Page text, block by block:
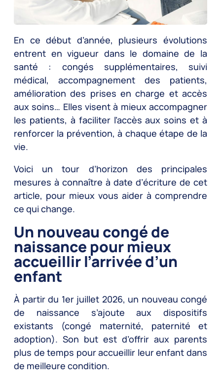
En ce début d’année, plusieurs évolutions
entrent en vigueur dans le domaine de la
santé : congés supplémentaires, suivi
médical, accompagnement des patients,
amélioration des prises en charge et accès
aux soins… Elles visent à mieux accompagner
les patients, à faciliter l’accès aux soins et à
renforcer la prévention, à chaque étape de la
vie.
Voici un tour d’horizon des principales
mesures à connaître à date d’écriture de cet
article, pour mieux vous aider à comprendre
ce qui change.
Un nouveau congé de
naissance pour mieux
accueillir l’arrivée d’un
enfant
À partir du 1er juillet 2026, un nouveau congé
de naissance s’ajoute aux dispositifs
existants (congé maternité, paternité et
adoption). Son but est d’offrir aux parents
plus de temps pour accueillir leur enfant dans
de meilleure condition.